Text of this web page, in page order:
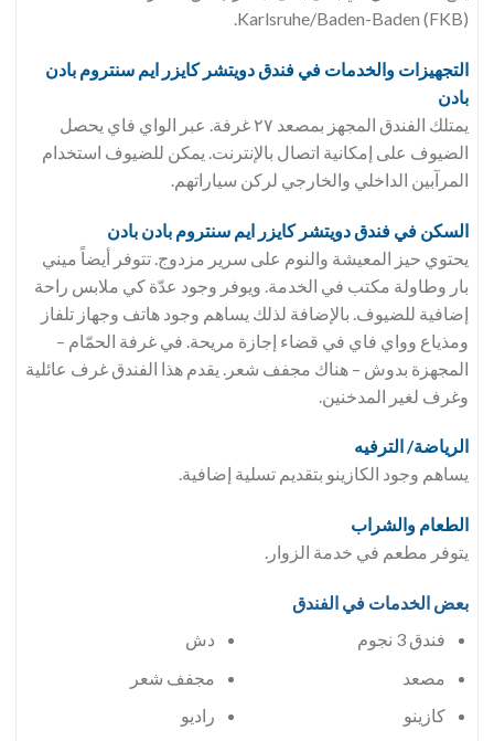
Karlsruhe/Baden-Baden (FKB).
التجهيزات والخدمات في فندق دويتشر كايزر ايم سنتروم بادن
بادن
يمتلك الفندق المجهز بمصعد ٢٧ غرفة. عبر الواي فاي يحصل
الضيوف على إمكانية اتصال بالإنترنت. يمكن للضيوف استخدام
المرآبين الداخلي والخارجي لركن سياراتهم.
السكن في فندق دويتشر كايزر ايم سنتروم بادن بادن
يحتوي حيز المعيشة والنوم على سرير مزدوج. تتوفر أيضاً ميني
بار وطاولة مكتب في الخدمة. ويوفر وجود عدّة كي ملابس راحة
إضافية للضيوف. بالإضافة لذلك يساهم وجود هاتف وجهاز تلفاز
ومذياع وواي فاي في قضاء إجازة مريحة. في غرفة الحمّام –
المجهزة بدوش – هناك مجفف شعر. يقدم هذا الفندق غرف عائلية
وغرف لغير المدخنين.
الرياضة/ الترفيه
يساهم وجود الكازينو بتقديم تسلية إضافية.
الطعام والشراب
يتوفر مطعم في خدمة الزوار.
بعض الخدمات في الفندق
فندق 3 نجوم
مصعد
كازينو
دش
مجفف شعر
راديو